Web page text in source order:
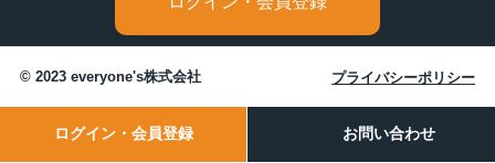
ス、ホスト名、使用ブラウザ名、アクセス日時等
の情報を含んでいますが、お客さま個人を特定で
は、ウェブサイトの保守管理やアクセス傾向の統
計的分析のために使用しているものであり、それ
以外の目的のために使用するものではありませ
© 2023 everyone's株式会社 プライバシーポリシー
ログイン・会員登録 お問い合わせ